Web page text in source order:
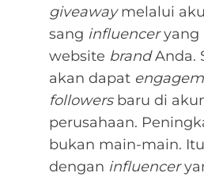
giveawaymelalui
sang influenceryang
website brandAnda.
akan dapat
followers baru di
perusahaan.
bukan main-main.
dengan influencer